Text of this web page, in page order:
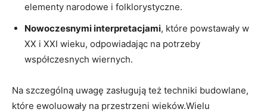
elementy narodowe i folklorystyczne.
Nowoczesnymi interpretacjami, które powstawały w
XX i XXI wieku, odpowiadając na potrzeby
współczesnych wiernych.
Na szczególną uwagę zasługują też techniki budowlane,
które ewoluowały‌ na przestrzeni wieków.Wielu